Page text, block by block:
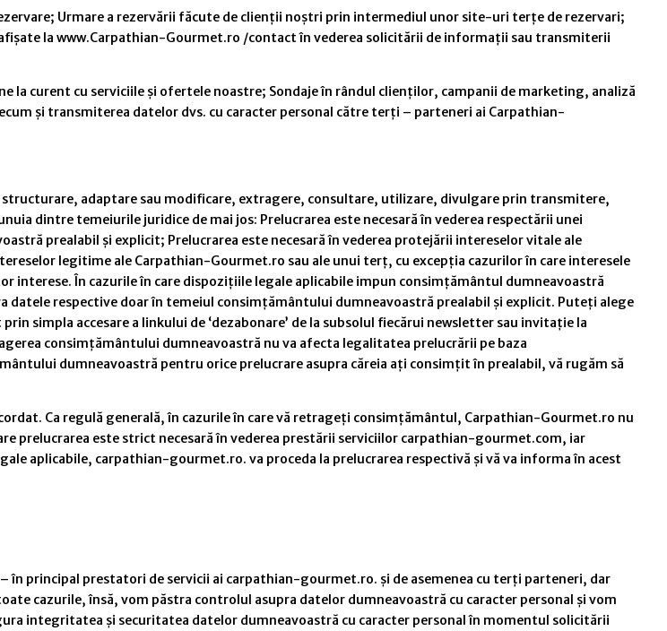
Urmare a rezervării făcute de clienții noștri prin intermediul unor site-uri terțe de rezervari;
la www.Carpathian-Gourmet.ro /contact în vederea solicitării de informații sau transmiterii
la curent cu serviciile și ofertele noastre; Sondaje în rândul clienților, campanii de marketing, analiză
și transmiterea datelor dvs. cu caracter personal către terți – parteneri ai Carpathian-
adaptare sau modificare, extragere, consultare, utilizare, divulgare prin transmitere,
dintre temeiurile juridice de mai jos: Prelucrarea este necesară în vederea respectării unei
prealabil și explicit; Prelucrarea este necesară în vederea protejării intereselor vitale ale
legitime ale Carpathian-Gourmet.ro sau ale unui terț, cu excepția cazurilor în care interesele
interese. În cazurile în care dispozițiile legale aplicabile impun consimțământul dumneavoastră
datele respective doar în temeiul consimțământului dumneavoastră prealabil și explicit. Puteți alege
simpla accesare a linkului de ‘dezabonare’ de la subsolul fiecărui newsletter sau invitație la
consimțământului dumneavoastră nu va afecta legalitatea prelucrării pe baza
dumneavoastră pentru orice prelucrare asupra căreia ați consimțit în prealabil, vă rugăm să
Ca regulă generală, în cazurile în care vă retrageți consimțământul, Carpathian-Gourmet.ro nu
prelucrarea este strict necesară în vederea prestării serviciilor carpathian-gourmet.com, iar
aplicabile, carpathian-gourmet.ro. va proceda la prelucrarea respectivă și vă va informa în acest
în principal prestatori de servicii ai carpathian-gourmet.ro. și de asemenea cu terți parteneri, dar
cazurile, însă, vom păstra controlul asupra datelor dumneavoastră cu caracter personal și vom
integritatea și securitatea datelor dumneavoastră cu caracter personal în momentul solicitării